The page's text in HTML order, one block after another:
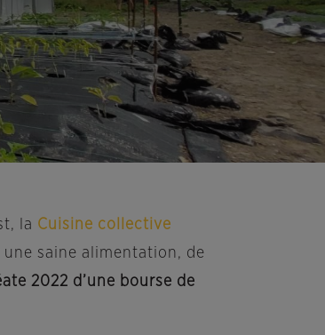
la Cuisine collective
saine alimentation, de
2022 d’une bourse de